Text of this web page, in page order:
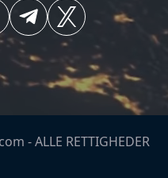
-ALLE RETTIGHEDER